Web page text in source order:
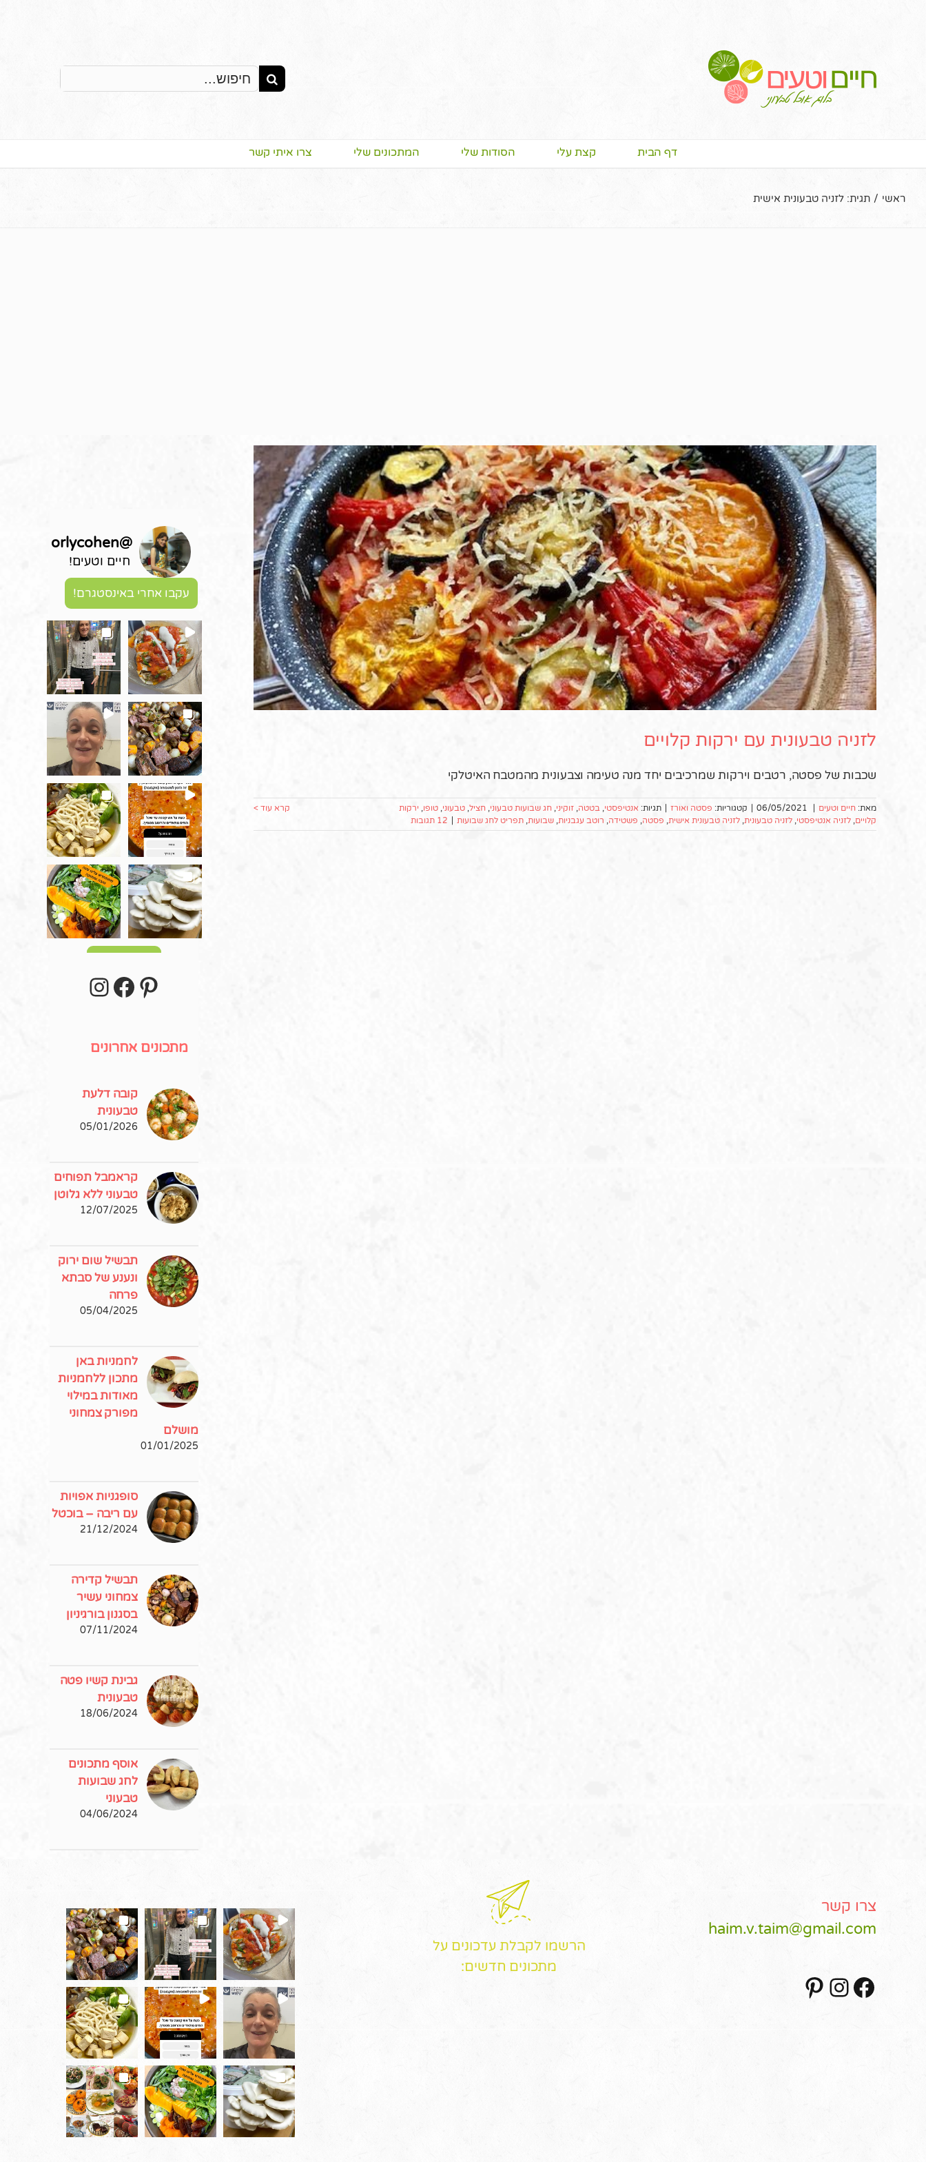
Search
for:
דף הבית קצת עלי הסודות שלי המתכונים שלי צרו איתי קשר
ראשי / תגית: לזניה טבעונית אישית
לזניה טבעונית עם ירקות קלויים
שכבות של פסטה, רטבים וירקות שמרכיבים יחד מנה טעימה וצבעונית מהמטבח האיטלקי
מאת: חיים וטעים 06/05/2021 קטגוריות: פסטה ואורז תגיות: אנטיפסטי, בטטה, זוקיני, חג שבועות טבעוני, חציל, טבעוני, טופו, ירקות
קלויים, לזניה אנטיפסטי, לזניה טבעונית, לזניה טבעונית אישית, פסטה, פשטידה, רוטב עגבניות, שבועות, תפריט לחג שבועות 12 תגובות
קרא עוד >
@
orlycohen
חיים וטעים!
עקבו אחרי באינסטגרם!
Pinterest
מתכונים אחרונים
קובה דלעת
טבעונית
05/01/2026
קראמבל תפוחים
טבעוני ללא גלוטן
12/07/2025
תבשיל שום ירוק
ונענע של סבתא
פרחה
05/04/2025
לחמניות באן
מתכון ללחמניות
מאודות במילוי
מפורק צמחוני
מושלם
01/01/2025
סופגניות אפויות
עם ריבה – בוכטל
21/12/2024
תבשיל קדירה
צמחוני עשיר
בסגנון בורגיניון
07/11/2024
גבינת קשיו פטה
טבעונית
18/06/2024
אוסף מתכונים
לחג שבועות
טבעוני
04/06/2024
צרו קשר
haim.v.taim@gmail.com
Facebook
Instagram
הרשמו לקבלת עדכונים על
מתכונים חדשים: